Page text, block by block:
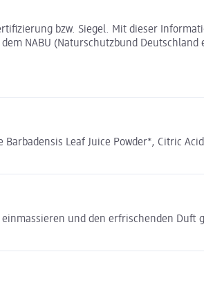
bzw. Siegel. Mit dieser
NABU (Naturschutzbund Deutschland
Leaf Juice Powder*, Citric
und den erfrischenden